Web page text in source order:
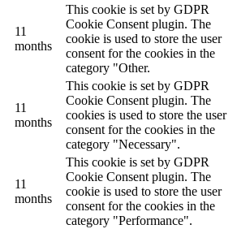
11
months
This cookie is set by GDPR
Cookie Consent plugin. The
cookie is used to store the user
consent for the cookies in the
category "Other.
11
months
This cookie is set by GDPR
Cookie Consent plugin. The
cookies is used to store the user
consent for the cookies in the
category "Necessary".
11
months
This cookie is set by GDPR
Cookie Consent plugin. The
cookie is used to store the user
consent for the cookies in the
category "Performance".